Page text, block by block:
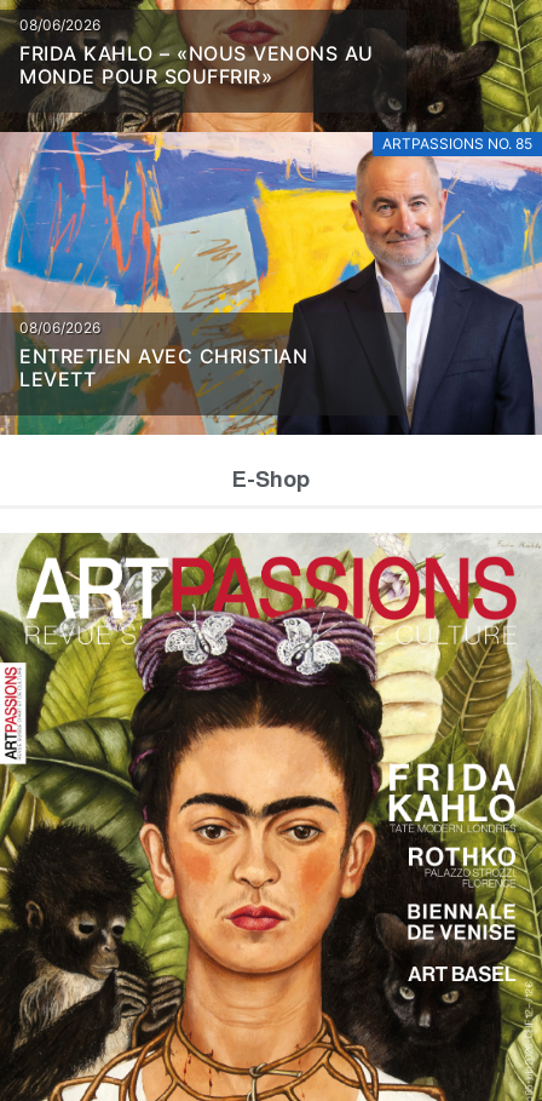
08/06/2026
FRIDA KAHLO – «NOUS VENONS AU
MONDE POUR SOUFFRIR»
ARTPASSIONS NO. 85
08/06/2026
ENTRETIEN AVEC CHRISTIAN
LEVETT
E-Shop